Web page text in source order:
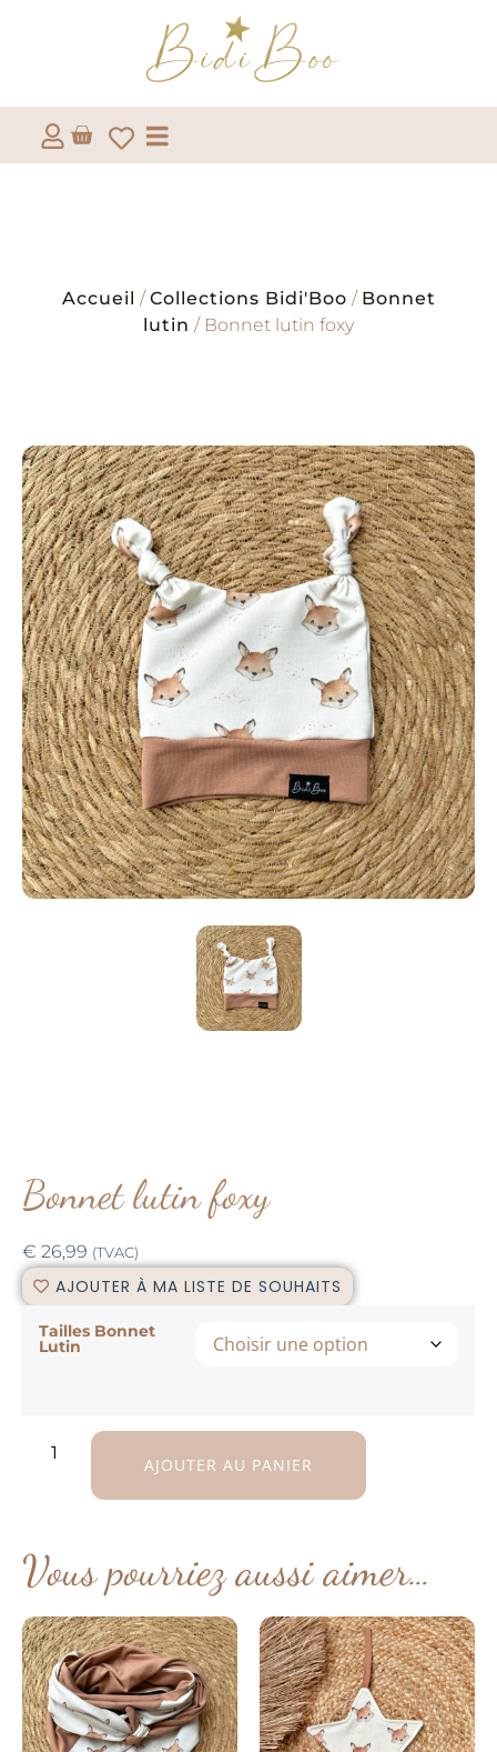
Accueil /Collections Bidi'Boo / Bonnet
lutin / Bonnet lutin foxy
Bonnet lutin foxy
€ 26,99 (TVAC)
AJOUTER À MA LISTE DE SOUHAITS
Tailles Bonnet
Lutin
AJOUTER AU PANIER
Vous pourriez aussi aimer…